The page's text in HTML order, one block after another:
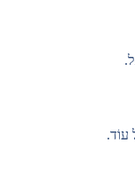
עוֹד.